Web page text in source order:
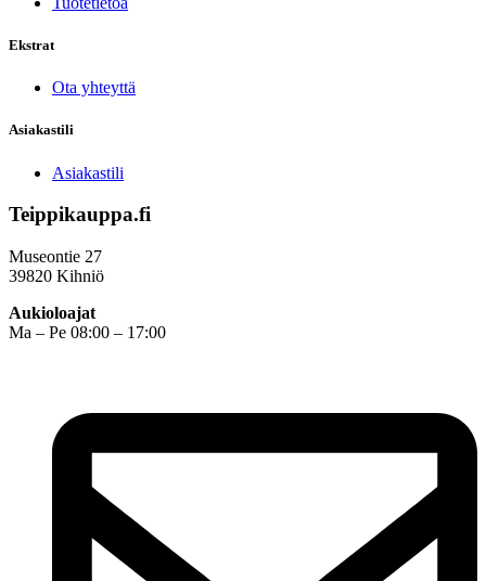
Ekstrat
Ota yhteyttä
Asiakastili
Asiakastili
Teippikauppa.fi
Museontie 27
39820 Kihniö
Aukioloajat
Ma – Pe 08:00 – 17:00